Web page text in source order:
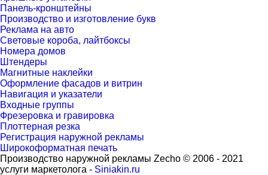
Панель-кронштейны
Производство и изготовление букв
Реклама на авто
Световые короба, лайтбоксы
Номера домов
Штендеры
Магнитные наклейки
Оформление фасадов и витрин
Навигация и указатели
Входные группы
Фрезеровка и гравировка
Плоттерная резка
Регистрация наружной рекламы
Широкоформатная печать
Производство наружной рекламы Zecho © 2006 - 2021
услуги маркетолога - Siniakin.ru